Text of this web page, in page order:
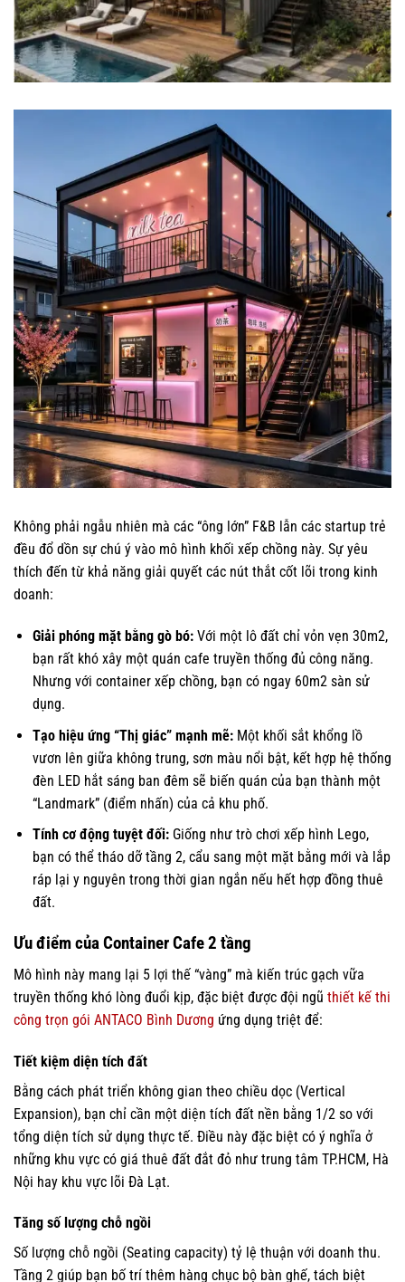
Không phải ngẫu nhiên mà các “ông lớn” F&B lẫn các startup trẻ
đều đổ dồn sự chú ý vào mô hình khối xếp chồng này. Sự yêu
thích đến từ khả năng giải quyết các nút thắt cốt lõi trong kinh
doanh:
Giải phóng mặt bằng gò bó:Với một lô đất chỉ vỏn vẹn 30m2,
bạn rất khó xây một quán cafe truyền thống đủ công năng.
Nhưng với container xếp chồng, bạn có ngay 60m2 sàn sử
dụng.
Tạo hiệu ứng “Thị giác” mạnh mẽ:Một khối sắt khổng lồ
vươn lên giữa không trung, sơn màu nổi bật, kết hợp hệ thống
đèn LED hắt sáng ban đêm sẽ biến quán của bạn thành một
“Landmark” (điểm nhấn) của cả khu phố.
Tính cơ động tuyệt đối:Giống như trò chơi xếp hình Lego,
bạn có thể tháo dỡ tầng 2, cẩu sang một mặt bằng mới và lắp
ráp lại y nguyên trong thời gian ngắn nếu hết hợp đồng thuê
đất.
Ưu điểm của Container Cafe 2 tầng
Mô hình này mang lại 5 lợi thế “vàng” mà kiến trúc gạch vữa
truyền thống khó lòng đuổi kịp, đặc biệt được đội ngũ thiết kế thi
công trọn gói ANTACO Bình Dương ứng dụng triệt để:
Tiết kiệm diện tích đất
Bằng cách phát triển không gian theo chiều dọc (Vertical
Expansion), bạn chỉ cần một diện tích đất nền bằng 1/2 so với
tổng diện tích sử dụng thực tế. Điều này đặc biệt có ý nghĩa ở
những khu vực có giá thuê đất đắt đỏ như trung tâm TP.HCM, Hà
Nội hay khu vực lõi Đà Lạt.
Tăng số lượng chỗ ngồi
Số lượng chỗ ngồi (Seating capacity) tỷ lệ thuận với doanh thu.
Tầng 2 giúp bạn bố trí thêm hàng chục bộ bàn ghế, tách biệt